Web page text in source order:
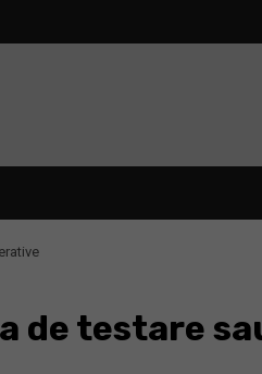
de testare